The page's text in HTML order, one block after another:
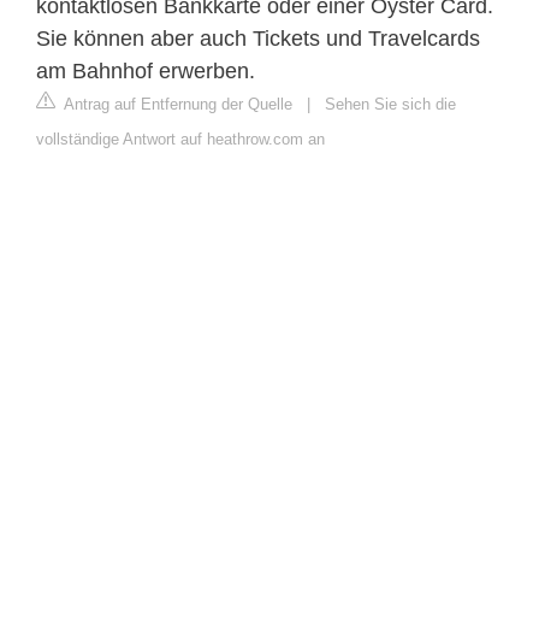
kontaktlosen Bankkarte oder einer Oyster Card.
Sie können aber auch Tickets und Travelcards
am Bahnhof erwerben.
Antrag auf Entfernung der Quelle
Sehen Sie sich die
vollständige Antwort auf heathrow.com an